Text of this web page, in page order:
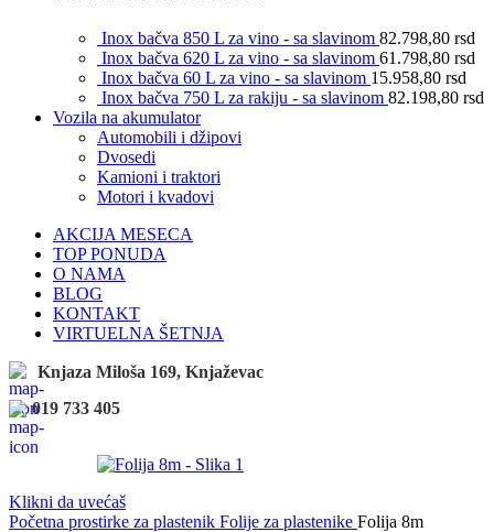
Inox bačva 850 L za vino - sa slavinom 82.798,80 rsd
Inox bačva 620 L za vino - sa slavinom 61.798,80 rsd
Inox bačva 60 L za vino - sa slavinom 15.958,80 rsd
Inox bačva 750 L za rakiju - sa slavinom 82.198,80 rsd
Vozila na akumulator
Automobili i džipovi
Dvosedi
Kamioni i traktori
Motori i kvadovi
AKCIJA MESECA
TOP PONUDA
O NAMA
BLOG
KONTAKT
VIRTUELNA ŠETNJA
Knjaza Miloša 169, Knjaževac
019 733 405
Klikni da uvećaš
Početna prostirke za plastenik Folije za plastenike Folija 8m